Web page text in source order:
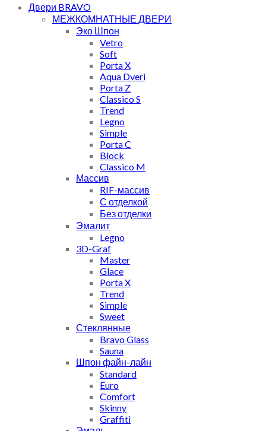
Двери BRAVO
МЕЖКОМНАТНЫЕ ДВЕРИ
Эко Шпон
Vetro
Soft
Porta X
Aqua Dveri
Porta Z
Classico S
Trend
Legno
Simple
Porta C
Block
Classico M
Массив
RIF-массив
С отделкой
Без отделки
Эмалит
Legno
3D-Graf
Master
Glace
Porta X
Trend
Simple
Sweet
Стеклянные
Bravo Glass
Sauna
Шпон файн-лайн
Standard
Euro
Comfort
Skinny
Graffiti